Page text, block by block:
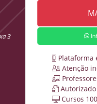
3
Plataforma
Atenção
Autorizado
Cursos